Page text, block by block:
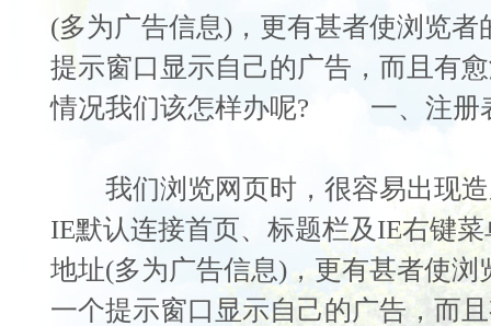
(多为广告信息)，更有甚者使浏览
提示窗口显示自己的广告，而且有
情况我们该怎样办呢? 一、注册
我们浏览网页时，很容易出现造
IE默认连接首页、标题栏及IE右键
地址(多为广告信息)，更有甚者使
一个提示窗口显示自己的广告，而